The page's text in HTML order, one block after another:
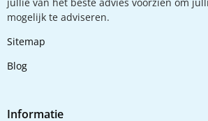
mogelijk te adviseren.
Sitemap
Blog
Informatie